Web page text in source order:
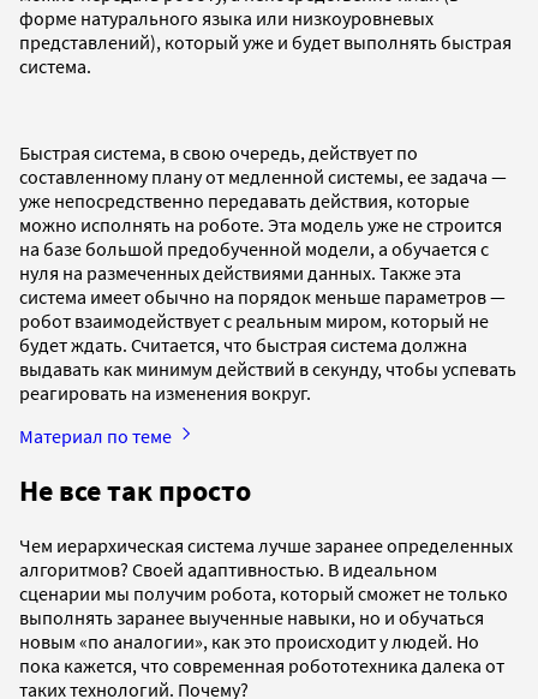
форме натурального языка или низкоуровневых
представлений), который уже и будет выполнять быстрая
система.
Быстрая сиcтема, в свою очередь, действует по
составленному плану от медленной системы, ее задача —
уже непосредственно передавать действия, которые
можно исполнять на роботе. Эта модель уже не строится
на базе большой предобученной модели, а обучается с
нуля на размеченных действиями данных. Также эта
система имеет обычно на порядок меньше параметров —
робот взаимодействует с реальным миром, который не
будет ждать. Считается, что быстрая система должна
выдавать как минимум действий в секунду, чтобы успевать
реагировать на изменения вокруг.
Материал по теме
Не все так просто
Чем иерархическая система лучше заранее определенных
алгоритмов? Своей адаптивностью. В идеальном
сценарии мы получим робота, который сможет не только
выполнять заранее выученные навыки, но и обучаться
новым «по аналогии», как это происходит у людей. Но
пока кажется, что современная робототехника далека от
таких технологий. Почему?